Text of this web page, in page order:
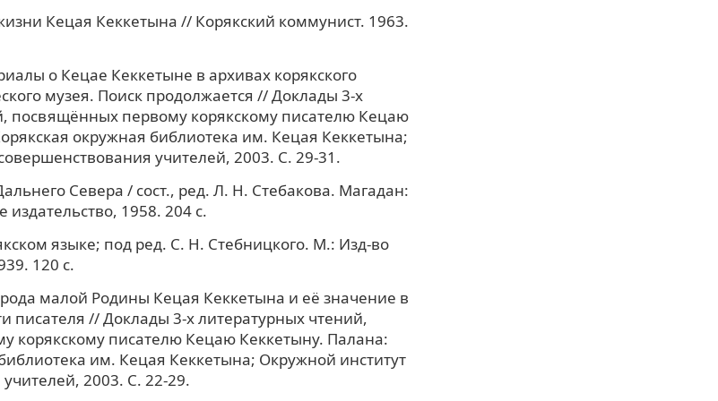
Кецая Кеккетына // Корякский коммунист. 1963.
о Кецае Кеккетыне в архивах корякского
музея. Поиск продолжается // Доклады 3-х
посвящённых первому корякскому писателю Кецаю
окружная библиотека им. Кецая Кеккетына;
учителей, 2003. С. 29-31.
Севера / сост., ред. Л. Н. Стебакова. Магадан:
1958. 204 с.
языке; под ред. С. Н. Стебницкого. М.: Изд-во
120 с.
малой Родины Кецая Кеккетына и её значение в
писателя // Доклады 3-х литературных чтений,
корякскому писателю Кецаю Кеккетыну. Палана:
им. Кецая Кеккетына; Окружной институт
2003. С. 22-29.